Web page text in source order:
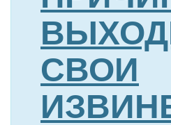
СВОИ